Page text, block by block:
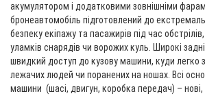
акумулятором і додатковими зовнішніми
бронеавтомобіль підготовлений до
безпеку екіпажу та пасажирів під час
уламків снарядів чи ворожих куль. Широкі
швидкий доступ до кузову машини, куди легко
лежачих людей чи поранених на ношах. Всі
машини ­ (шасі, двигун, коробка передач) –